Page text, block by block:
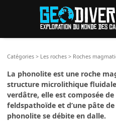
Catégories > Les roches > Roches
La phonolite est une roche
structure microlithique
verdâtre, elle est composée
feldspathoïde et d’une pâte
phonolite se débite en dalle.